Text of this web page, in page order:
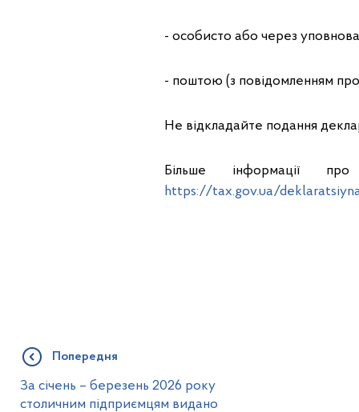
- особисто або через
- поштою (з повідомленням
Не відкладайте подання
Більше інформації
https://tax.gov.ua/
Попередня
За січень – березень 2026 року
столичним підприємцям видано